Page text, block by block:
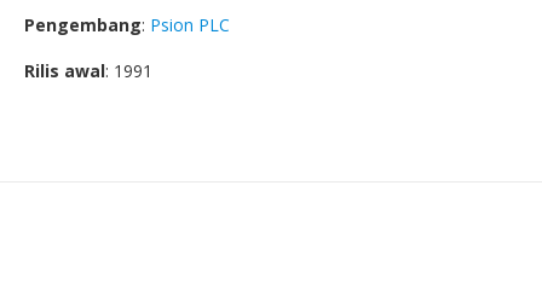
Pengembang: Psion PLC
Rilis awal: 1991